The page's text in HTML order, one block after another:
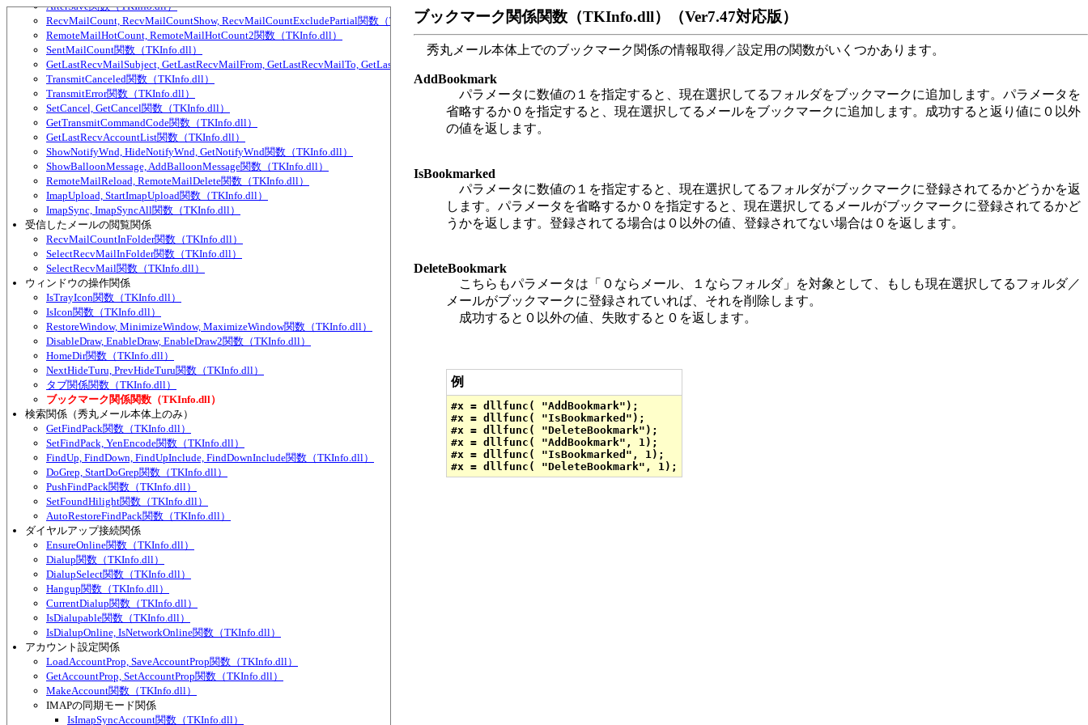
AlterSave関数（TKInfo.dll）
RecvMailCount, RecvMailCountShow, RecvMailCountExcludePartial関数（TKInfo.dll）
RemoteMailHotCount, RemoteMailHotCount2関数（TKInfo.dll）
SentMailCount関数（TKInfo.dll）
GetLastRecvMailSubject, GetLastRecvMailFrom, GetLastRecvMailTo, GetLastRecvMailAccount, GetLastRecvMailFolder, GetLastRecvMailFileName, GetLastRecvMailOffset関数（TKInfo.dll）
TransmitCanceled関数（TKInfo.dll）
TransmitError関数（TKInfo.dll）
SetCancel, GetCancel関数（TKInfo.dll）
GetTransmitCommandCode関数（TKInfo.dll）
GetLastRecvAccountList関数（TKInfo.dll）
ShowNotifyWnd, HideNotifyWnd, GetNotifyWnd関数（TKInfo.dll）
ShowBalloonMessage, AddBalloonMessage関数（TKInfo.dll）
RemoteMailReload, RemoteMailDelete関数（TKInfo.dll）
ImapUpload, StartImapUpload関数（TKInfo.dll）
ImapSync, ImapSyncAll関数（TKInfo.dll）
受信したメールの閲覧関係
RecvMailCountInFolder関数（TKInfo.dll）
SelectRecvMailInFolder関数（TKInfo.dll）
SelectRecvMail関数（TKInfo.dll）
ウィンドウの操作関係
IsTrayIcon関数（TKInfo.dll）
IsIcon関数（TKInfo.dll）
RestoreWindow, MinimizeWindow, MaximizeWindow関数（TKInfo.dll）
DisableDraw, EnableDraw, EnableDraw2関数（TKInfo.dll）
HomeDir関数（TKInfo.dll）
NextHideTuru, PrevHideTuru関数（TKInfo.dll）
タブ関係関数（TKInfo.dll）
ブックマーク関係関数（TKInfo.dll）
検索関係（秀丸メール本体上のみ）
GetFindPack関数（TKInfo.dll）
SetFindPack, YenEncode関数（TKInfo.dll）
FindUp, FindDown, FindUpInclude, FindDownInclude関数（TKInfo.dll）
DoGrep, StartDoGrep関数（TKInfo.dll）
PushFindPack関数（TKInfo.dll）
SetFoundHilight関数（TKInfo.dll）
AutoRestoreFindPack関数（TKInfo.dll）
ダイヤルアップ接続関係
EnsureOnline関数（TKInfo.dll）
Dialup関数（TKInfo.dll）
DialupSelect関数（TKInfo.dll）
Hangup関数（TKInfo.dll）
CurrentDialup関数（TKInfo.dll）
IsDialupable関数（TKInfo.dll）
IsDialupOnline, IsNetworkOnline関数（TKInfo.dll）
アカウント設定関係
LoadAccountProp, SaveAccountProp関数（TKInfo.dll）
GetAccountProp, SetAccountProp関数（TKInfo.dll）
MakeAccount関数（TKInfo.dll）
IMAPの同期モード関係
IsImapSyncAccount関数（TKInfo.dll）
ブックマーク関係関数（TKInfo.dll）（Ver7.47対応版）
秀丸メール本体上でのブックマーク関係の情報取得／設定用の関数がいくつかあります。
AddBookmark
パラメータに数値の１を指定すると、現在選択してるフォルダをブックマークに追加します。パラメータを
省略するか０を指定すると、現在選択してるメールをブックマークに追加します。成功すると返り値に０以外
の値を返します。
IsBookmarked
パラメータに数値の１を指定すると、現在選択してるフォルダがブックマークに登録されてるかどうかを返
します。パラメータを省略するか０を指定すると、現在選択してるメールがブックマークに登録されてるかど
うかを返します。登録されてる場合は０以外の値、登録されてない場合は０を返します。
DeleteBookmark
こちらもパラメータは「０ならメール、１ならフォルダ」を対象として、もしも現在選択してるフォルダ／
メールがブックマークに登録されていれば、それを削除します。
成功すると０以外の値、失敗すると０を返します。
例
#x = dllfunc( "AddBookmark");
#x = dllfunc( "IsBookmarked");
#x = dllfunc( "DeleteBookmark");
#x = dllfunc( "AddBookmark", 1);
#x = dllfunc( "IsBookmarked", 1);